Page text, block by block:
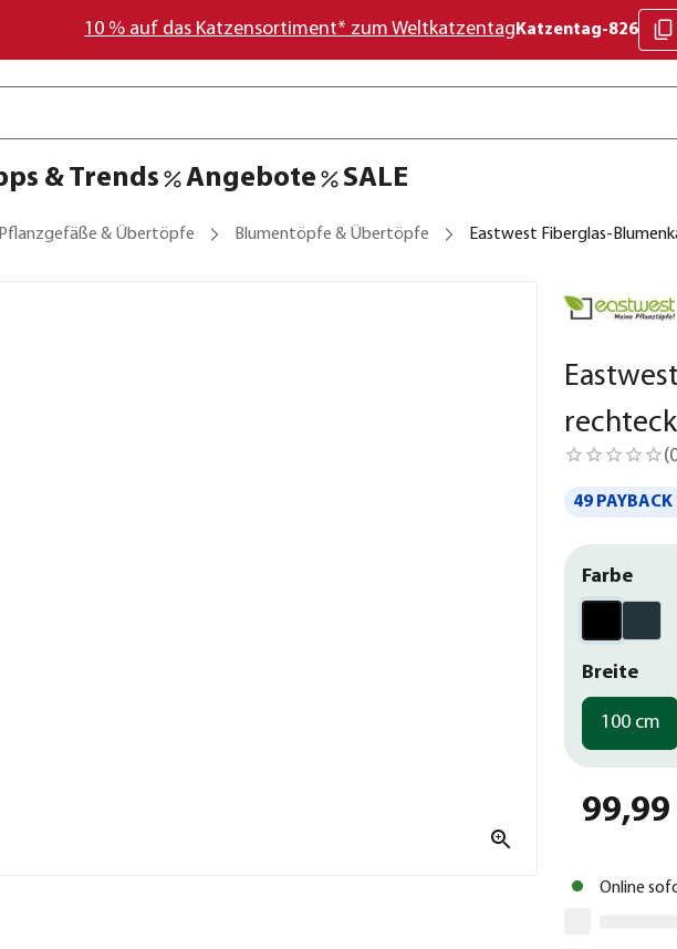
10 % auf das Katzensortiment* zum Weltkatzentag Katzentag-826
& Trends Angebote SALE
Pflanzgefäße & Übertöpfe Blumentöpfe & Übertöpfe Eastwest Fiberglas-
(
49
Farbe
Breite
100 cm
99,99
Online